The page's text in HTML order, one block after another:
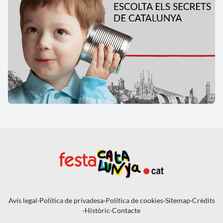
Avís legal·Política de privadesa·Política de cookies·Sitemap·Crèdits
·Històric·Contacte